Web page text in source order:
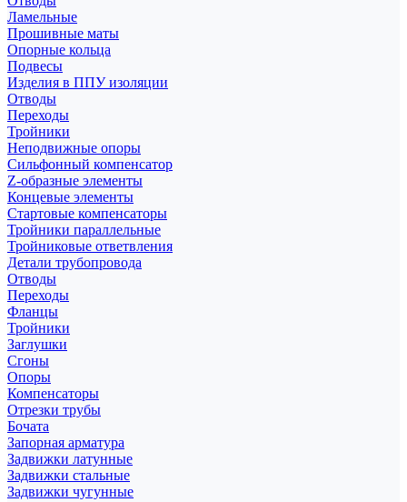
Ламельные
Прошивные маты
Опорные кольца
Подвесы
Изделия в ППУ изоляции
Отводы
Переходы
Тройники
Неподвижные опоры
Cильфонный компенсатор
Z-образные элементы
Концевые элементы
Стартовые компенсаторы
Тройники параллельные
Тройниковые ответвления
Детали трубопровода
Отводы
Переходы
Фланцы
Тройники
Заглушки
Сгоны
Опоры
Компенсаторы
Отрезки трубы
Бочата
Запорная арматура
Задвижки латунные
Задвижки стальные
Задвижки чугунные